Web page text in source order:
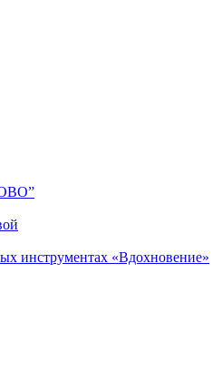
инструментах «Вдохновение»